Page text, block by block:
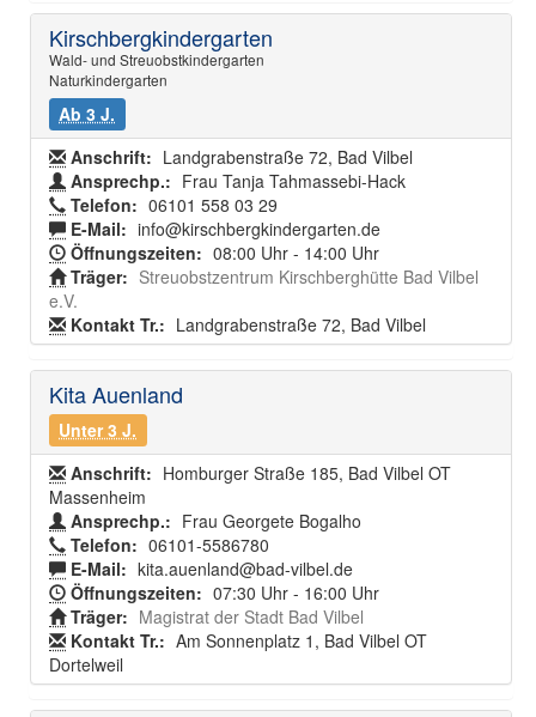
Kirschbergkindergarten
Wald- und Streuobstkindergarten
Naturkindergarten
Ab 3 J.
Anschrift: Landgrabenstraße 72, Bad Vilbel
Ansprechp.: Frau Tanja Tahmassebi-Hack
Telefon: 06101 558 03 29
E-Mail: info@kirschbergkindergarten.de
Öffnungszeiten: 08:00 Uhr - 14:00 Uhr
Träger: Streuobstzentrum Kirschberghütte Bad Vilbel
e.V.
Kontakt Tr.: Landgrabenstraße 72, Bad Vilbel
Kita Auenland
Unter 3 J.
Anschrift: Homburger Straße 185, Bad Vilbel OT
Massenheim
Ansprechp.: Frau Georgete Bogalho
Telefon: 06101-5586780
E-Mail: kita.auenland@bad-vilbel.de
Öffnungszeiten: 07:30 Uhr - 16:00 Uhr
Träger: Magistrat der Stadt Bad Vilbel
Kontakt Tr.: Am Sonnenplatz 1, Bad Vilbel OT
Dortelweil